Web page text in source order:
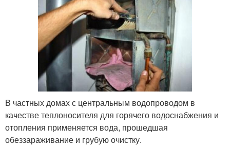
В частных домах с центральным водопроводом в
качестве теплоносителя для горячего водоснабжения и
отопления применяется вода, прошедшая
обеззараживание и грубую очистку.